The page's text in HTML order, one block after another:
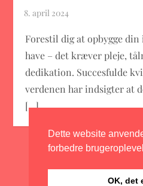
Forestil dig at opbygge din
have – det kræver pleje,
dedikation. Succesfulde
verdenen har indsigter at
[…]
Dette website
forbedre
OK, det